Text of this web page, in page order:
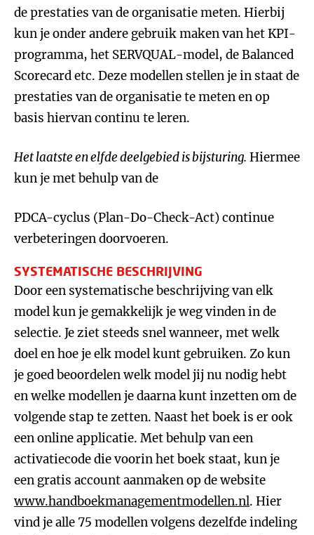
de prestaties van de organisatie meten. Hierbij
kun je onder andere gebruik maken van het KPI-
programma, het SERVQUAL-model, de Balanced
Scorecard etc. Deze modellen stellen je in staat de
prestaties van de organisatie te meten en op
basis hiervan continu te leren.
Het laatste en elfde deelgebied is bijsturing. Hiermee
kun je met behulp van de
PDCA-cyclus (Plan-Do-Check-Act) continue
verbeteringen doorvoeren.
SYSTEMATISCHE BESCHRIJVING
Door een systematische beschrijving van elk
model kun je gemakkelijk je weg vinden in de
selectie. Je ziet steeds snel wanneer, met welk
doel en hoe je elk model kunt gebruiken. Zo kun
je goed beoordelen welk model jij nu nodig hebt
en welke modellen je daarna kunt inzetten om de
volgende stap te zetten. Naast het boek is er ook
een online applicatie. Met behulp van een
activatiecode die voorin het boek staat, kun je
een gratis account aanmaken op de website
www.handboekmanagementmodellen.nl. Hier
vind je alle 75 modellen volgens dezelfde indeling